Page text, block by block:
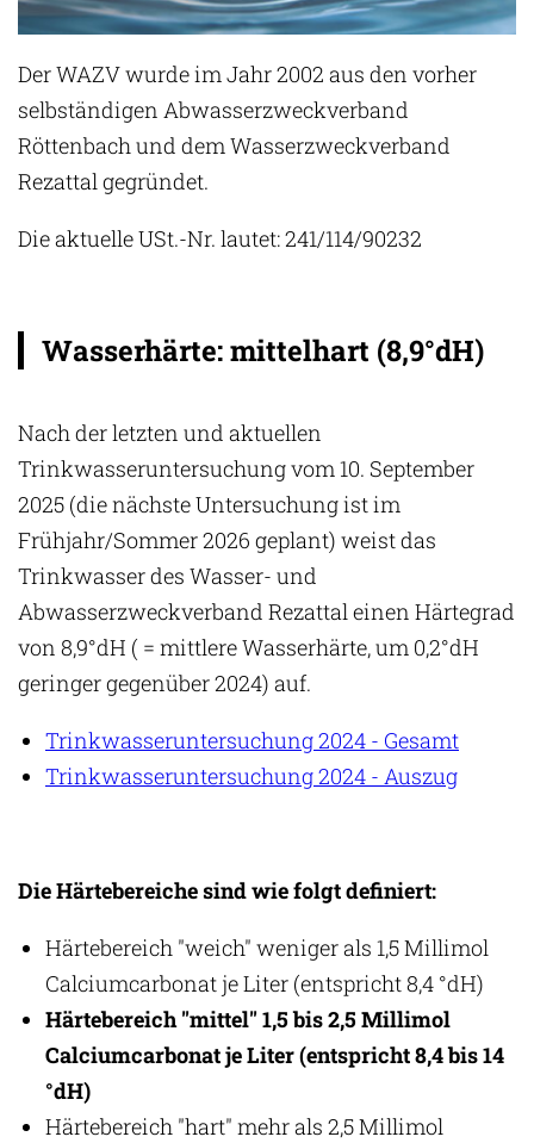
Der WAZV wurde im Jahr 2002 aus den vorher
selbständigen Abwasserzweckverband
Röttenbach und dem Wasserzweckverband
Rezattal gegründet.
Die aktuelle USt.-Nr. lautet: 241/114/90232
Wasserhärte: mittelhart (8,9°dH)
Nach der letzten und aktuellen
Trinkwasseruntersuchung vom 10. September
2025 (die nächste Untersuchung ist im
Frühjahr/Sommer 2026 geplant) weist das
Trinkwasser des Wasser- und
Abwasserzweckverband Rezattal einen Härtegrad
von 8,9°dH ( = mittlere Wasserhärte, um 0,2°dH
geringer gegenüber 2024) auf.
Trinkwasseruntersuchung 2024 - Gesamt
Trinkwasseruntersuchung 2024 - Auszug
Die Härtebereiche sind wie folgt definiert:
Härtebereich "weich" weniger als 1,5 Millimol
Calciumcarbonat je Liter (entspricht 8,4 °dH)
Härtebereich "mittel" 1,5 bis 2,5 Millimol
Calciumcarbonat je Liter (entspricht 8,4 bis 14
°dH)
Härtebereich "hart" mehr als 2,5 Millimol